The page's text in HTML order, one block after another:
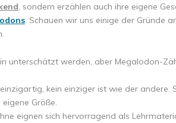
, sondern erzählen auch ihre eigene
. Schauen wir uns einige der Gründe
unterschätzt werden, aber Megalodon-
kein einziger ist wie der andere.
Größe.
eignen sich hervorragend als